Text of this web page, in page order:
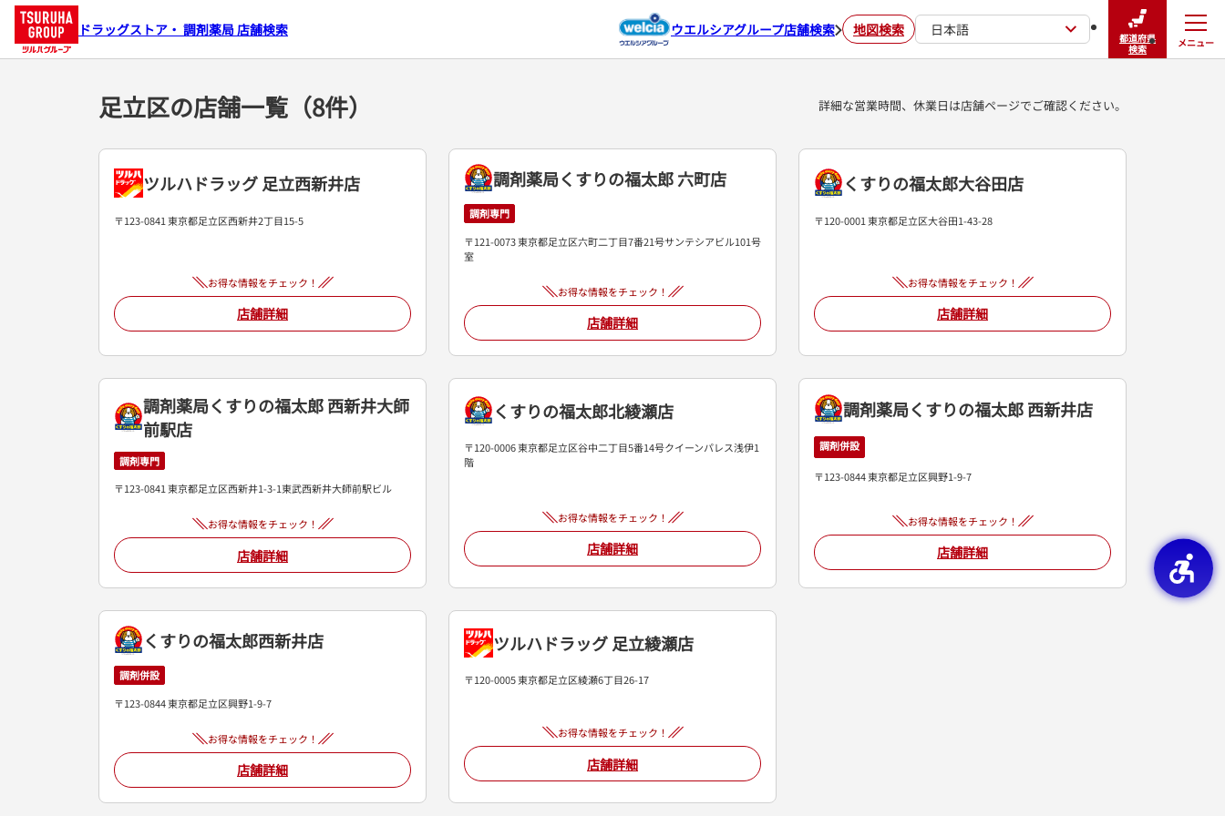
ドラッグストア・ 調剤薬局 店舗検索 ウエルシアグループ店舗検索 地図検索 日本語
都道府県
検索
メニュー
閉じる
足立区の店舗一覧（8件） 詳細な営業時間、休業日は店舗ページでご確認ください。
ツルハドラッグ 足立西新井店
〒123-0841 東京都足立区西新井2丁目15-5
お得な情報をチェック！
店舗詳細
調剤薬局くすりの福太郎 六町店
調剤専門
〒121-0073 東京都足立区六町二丁目7番21号サンテシアビル101号
室
お得な情報をチェック！
店舗詳細
くすりの福太郎大谷田店
〒120-0001 東京都足立区大谷田1-43-28
お得な情報をチェック！
店舗詳細
調剤薬局くすりの福太郎 西新井大師
前駅店
調剤専門
〒123-0841 東京都足立区西新井1-3-1東武西新井大師前駅ビル
お得な情報をチェック！
店舗詳細
くすりの福太郎北綾瀬店
〒120-0006 東京都足立区谷中二丁目5番14号クイーンパレス浅伊1
階
お得な情報をチェック！
店舗詳細
調剤薬局くすりの福太郎 西新井店
調剤併設
〒123-0844 東京都足立区興野1-9-7
お得な情報をチェック！
店舗詳細
くすりの福太郎西新井店
調剤併設
〒123-0844 東京都足立区興野1-9-7
お得な情報をチェック！
店舗詳細
ツルハドラッグ 足立綾瀬店
〒120-0005 東京都足立区綾瀬6丁目26-17
お得な情報をチェック！
店舗詳細